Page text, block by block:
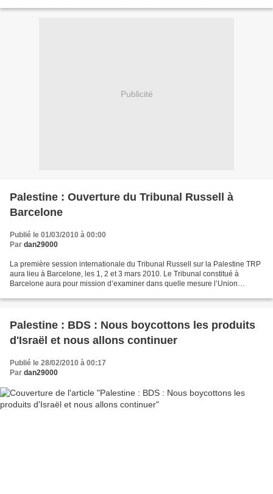
Publicité
Palestine : Ouverture du Tribunal Russell à
Barcelone
Publié le 01/03/2010 à 00:00
Par dan29000
La première session internationale du Tribunal Russell sur la Palestine TRP
aura lieu à Barcelone, les 1, 2 et 3 mars 2010. Le Tribunal constitué à
Barcelone aura pour mission d’examiner dans quelle mesure l’Union
Palestine : BDS : Nous boycottons les produits
d'Israël et nous allons continuer
Publié le 28/02/2010 à 00:17
Par dan29000